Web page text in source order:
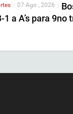
| 07 Ago , 2026 |
1 a A’s para 9no